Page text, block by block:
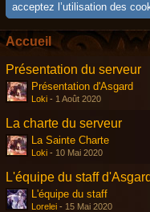
acceptez l’utilisation des
Accueil
Présentation du serveur
Présentation d'Asgard
Loki - 1 Août 2020
La charte du serveur
La Sainte Charte
Loki - 10 Mai 2020
L'équipe du staff d'Asgard
L'équipe du staff
Lorelei - 15 Mai 2020